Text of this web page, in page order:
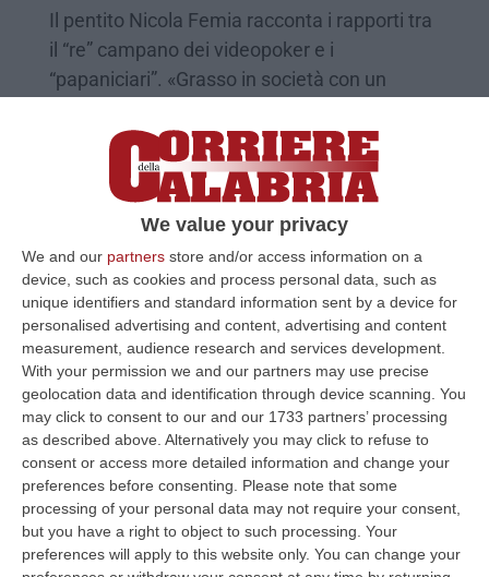
We value your privacy
We and our partners store and/or access information on a
device, such as cookies and process personal data, such as
unique identifiers and standard information sent by a device for
personalised advertising and content, advertising and content
measurement, audience research and services development.
With your permission we and our partners may use precise
geolocation data and identification through device scanning. You
may click to consent to our and our 1733 partners’ processing
as described above. Alternatively you may click to refuse to
consent or access more detailed information and change your
preferences before consenting.
Please note that some
processing of your personal data may not require your consent,
but you have a right to object to such processing. Your
preferences will apply to this website only. You can change your
Il pentito Nicola Femia racconta i rapporti tra
il “re” campano dei videopoker e i
“papaniciari”. «Grasso in società con un
Pubblicato il: 16/08/23 – 6:58
‘Ndrangheta, i legami e gli affari
dell’imprenditore Prospero con le cosche
crotonesi. «C’è un villaggio da prendere»
Nelle carte dell’inchiesta della Dda di